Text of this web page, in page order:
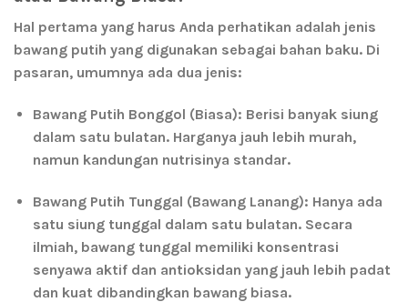
Hal pertama yang harus Anda perhatikan adalah jenis
bawang putih yang digunakan sebagai bahan baku. Di
pasaran, umumnya ada dua jenis:
Bawang Putih Bonggol (Biasa): Berisi banyak siung
dalam satu bulatan. Harganya jauh lebih murah,
namun kandungan nutrisinya standar.
Bawang Putih Tunggal (Bawang Lanang): Hanya ada
satu siung tunggal dalam satu bulatan. Secara
ilmiah, bawang tunggal memiliki konsentrasi
senyawa aktif dan antioksidan yang jauh lebih padat
dan kuat dibandingkan bawang biasa.